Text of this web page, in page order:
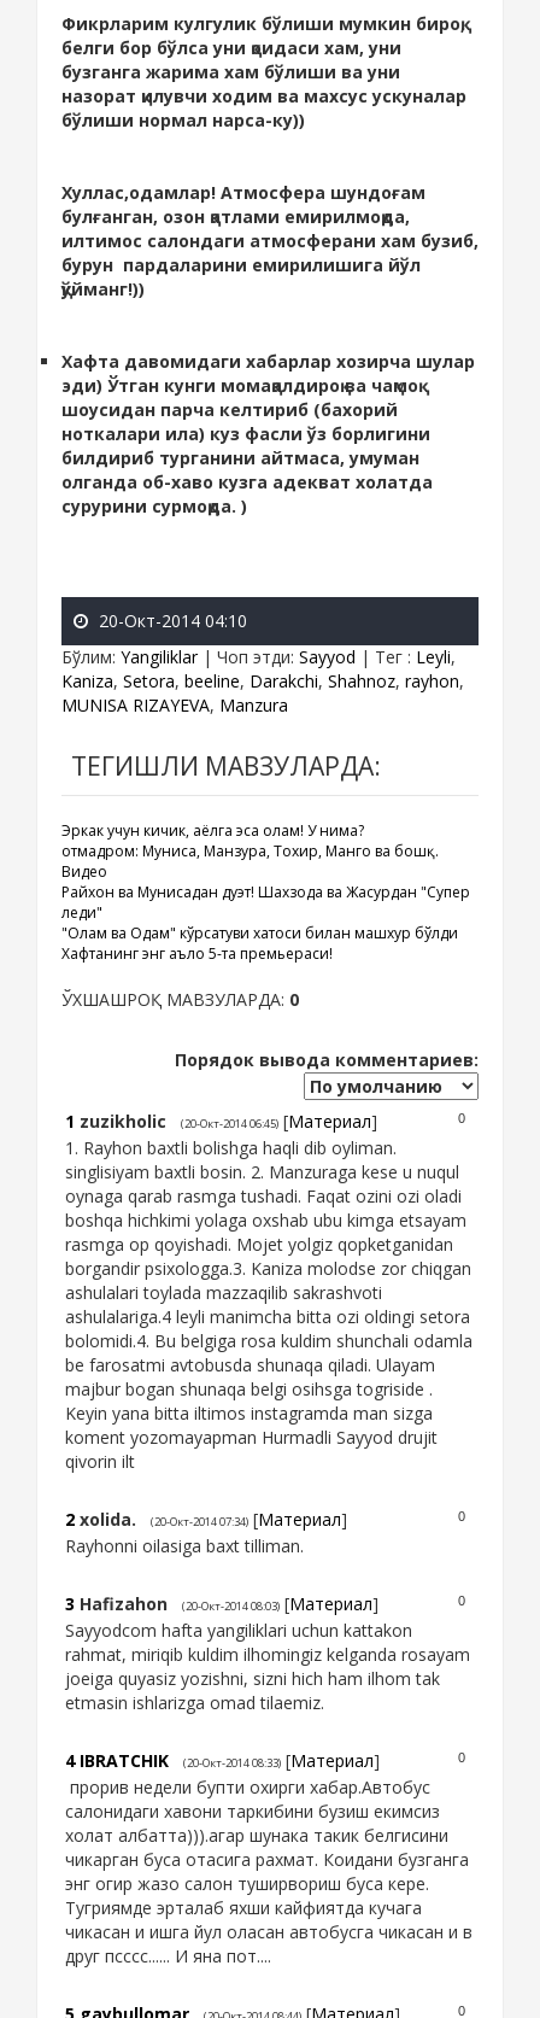
Фикрларим кулгулик бўлиши мумкин бироқ,
белги бор бўлса уни қоидаси хам, уни
бузганга жарима хам бўлиши ва уни
назорат қилувчи ходим ва махсус ускуналар
бўлиши нормал нарса-ку))
Хуллас,одамлар! Атмосфера шундоғам
булғанган, озон қатлами емирилмоқда,
илтимос салондаги атмосферани хам бузиб,
бурун пардаларини емирилишига йўл
қўйманг!))
Хафта давомидаги хабарлар хозирча шулар
эди) Ўтган кунги момақалдироқ ва чақмоқ
шоусидан парча келтириб (бахорий
ноткалари ила) куз фасли ўз борлигини
билдириб турганини айтмаса, умуман
олганда об-хаво кузга адекват холатда
сурурини сурмоқда. )
20-Окт-2014 04:10
Бўлим: Yangiliklar| Чоп этди: Sayyod | Тег : Leyli,
Kaniza, Setora, beeline, Darakchi, Shahnoz, rayhon,
MUNISA RIZAYEVA, Manzura
ТЕГИШЛИ МАВЗУЛАРДА:
Эркак учун кичик, аёлга эса олам! У нима?
Қотмадром: Муниса, Манзура, Тохир, Манго ва бошқ.
Видео
Райхон ва Мунисадан дуэт! Шахзода ва Жасурдан "Супер
леди"
"Олам ва Одам" кўрсатуви хатоси билан машхур бўлди
Хафтанинг энг аъло 5-та премьераси!
ЎХШАШРОҚ МАВЗУЛАРДА: 0
Порядок вывода комментариев:
0
1 zuzikholic (20-Окт-2014 06:45) [Материал]
1. Rayhon baxtli bolishga haqli dib oyliman.
singlisiyam baxtli bosin. 2. Manzuraga kese u nuqul
oynaga qarab rasmga tushadi. Faqat ozini ozi oladi
boshqa hichkimi yolaga oxshab ubu kimga etsayam
rasmga op qoyishadi. Mojet yolgiz qopketganidan
borgandir psixologga.3. Kaniza molodse zor chiqgan
ashulalari toylada mazzaqilib sakrashvoti
ashulalariga.4 leyli manimcha bitta ozi oldingi setora
bolomidi.4. Bu belgiga rosa kuldim shunchali odamla
be farosatmi avtobusda shunaqa qiladi. Ulayam
majbur bogan shunaqa belgi osihsga togriside .
Keyin yana bitta iltimos instagramda man sizga
koment yozomayapman Hurmadli Sayyod drujit
qivorin ilt
0
2 xolida. (20-Окт-2014 07:34) [Материал]
Rayhonni oilasiga baxt tilliman.
0
3 Hafizahon (20-Окт-2014 08:03) [Материал]
Sayyodcom hafta yangiliklari uchun kattakon
rahmat, miriqib kuldim ilhomingiz kelganda rosayam
joeiga quyasiz yozishni, sizni hich ham ilhom tak
etmasin ishlarizga omad tilaemiz.
0
4 IBRATCHIK (20-Окт-2014 08:33) [Материал]
прорив недели бупти охирги хабар.Автобус
салонидаги хавони таркибини бузиш екимсиз
холат албатта))).агар шунака такик белгисини
чикарган буса отасига рахмат. Коидани бузганга
энг огир жазо салон туширвориш буса кере.
Тугриямде эрталаб яхши кайфиятда кучага
чикасан и ишга йул оласан автобусга чикасан и в
друг псссс...... И яна пот....
0